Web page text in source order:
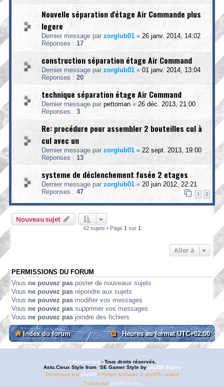
Nouvelle séparation d'étage Air Commande plus
legere
Dernier message par zorglub01 « 26 janv. 2014, 14:02
Réponses : 17
construction séparation étage Air Command
Dernier message par zorglub01 « 01 janv. 2014, 13:04
Réponses : 20
technique séparation étage Air Command
Dernier message par pettoman « 26 déc. 2013, 21:00
Réponses : 3
Re: procédure pour assembler 2 bouteilles cul à
cul avec un
Dernier message par zorglub01 « 22 sept. 2013, 19:00
Réponses : 13
systeme de déclenchement fusée 2 etages
Dernier message par zorglub01 « 20 juin 2012, 22:21
Réponses : 47 1 2
Nouveau sujet
42 sujets • Page 1 sur 1
Aller à
PERMISSIONS DU FORUM
Vous ne pouvez pas poster de nouveaux sujets
Vous ne pouvez pas répondre aux sujets
Vous ne pouvez pas modifier vos messages
Vous ne pouvez pas supprimer vos messages
Vous ne pouvez pas joindre des fichiers
Index du forum Heures au formatUTC+02:00
© Fuzeao.org - Tous droits réservés.
Astu.Cieux Style from *SE Gamer Style by phpBB Styles
Développé par phpBB® Forum Software © phpBB Limited
Traduit par phpBB-fr.com